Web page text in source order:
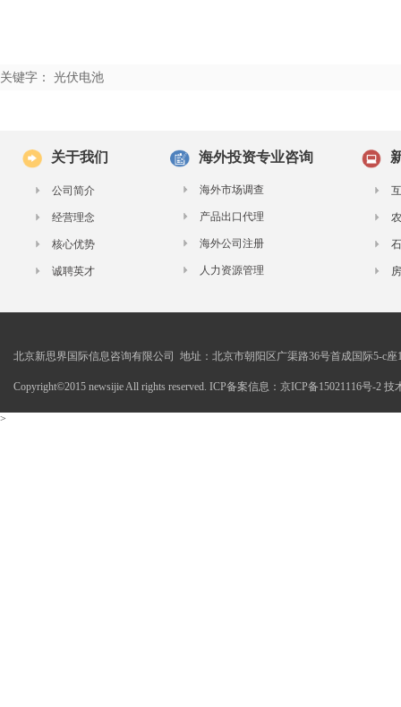
关键字： 光伏电池
关于我们
公司简介
经营理念
核心优势
诚聘英才
海外投资专业咨询
海外市场调查
产品出口代理
海外公司注册
人力资源管理
北京新思界国际信息咨询有限公司 地址：北京市朝阳区广渠路36号首成国际5-c座
Copyright©2015 newsijie All rights reserved. ICP备案信息：京ICP备15021116号-2 技
>